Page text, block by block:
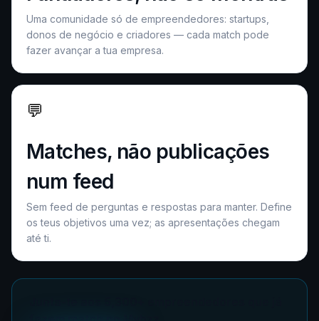
Uma comunidade só de empreendedores: startups,
donos de negócio e criadores — cada match pode
fazer avançar a tua empresa.
💬
Matches, não publicações
num feed
Sem feed de perguntas e respostas para manter. Define
os teus objetivos uma vez; as apresentações chegam
até ti.